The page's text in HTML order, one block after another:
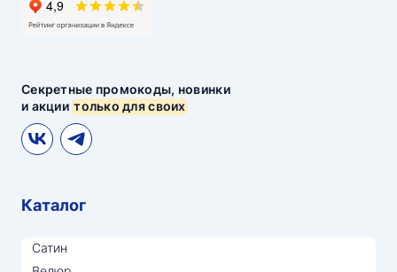
Секретные промокоды, новинки
и акциитолько для своих
Каталог
Сатин